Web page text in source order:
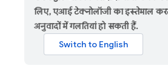
लिए, एआई टेक्नोलॉजी का इस्तेमाल
अनुवादों में गलतियां हो सकती हैं.